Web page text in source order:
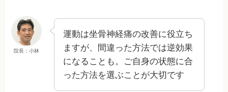
院長：小林
運動は坐骨神経痛の改善に役立ち
ますが、間違った方法では逆効果
になることも。ご自身の状態に合
った方法を選ぶことが大切です